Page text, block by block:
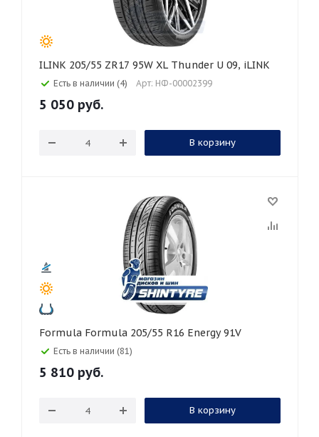
ILINK 205/55 ZR17 95W XL Thunder U 09, iLINK
Есть в наличии (4) Арт: НФ-00002399
5 050 руб.
В корзину
Formula Formula 205/55 R16 Energy 91V
Есть в наличии (81)
5 810 руб.
В корзину